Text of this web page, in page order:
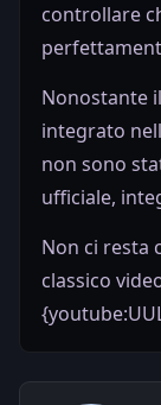
controllare
Nonostante
integrato
non sono
ufficiale,
Non ci resta
classico